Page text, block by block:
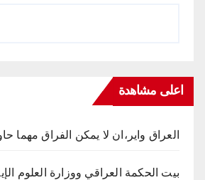
اعلى مشاهدة
العراق واير،ان لا يمكن الفراق مهما
بيت الحكمة العراقي ووزارة العلوم